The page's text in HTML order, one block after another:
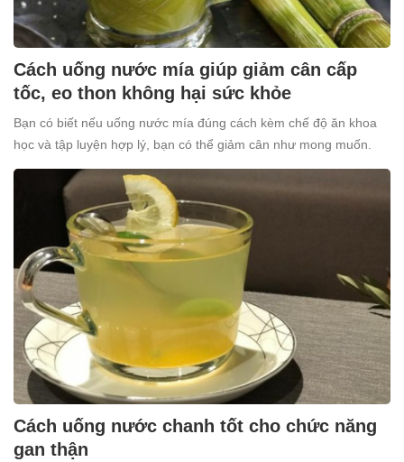
Cách uống nước mía giúp giảm cân cấp
tốc, eo thon không hại sức khỏe
Bạn có biết nếu uống nước mía đúng cách kèm chế độ ăn khoa
học và tập luyện hợp lý, bạn có thể giảm cân như mong muốn.
Cách uống nước chanh tốt cho chức năng
gan thận